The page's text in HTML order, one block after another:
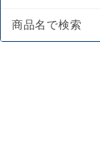
商品名で検索